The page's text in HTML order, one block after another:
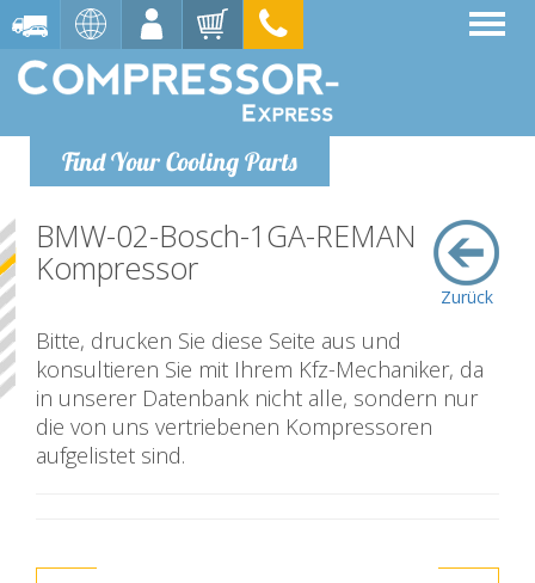
Find Your Cooling Parts
Zurück
BMW-02-Bosch-1GA-REMAN
Kompressor
Bitte, drucken Sie diese Seite aus und
konsultieren Sie mit Ihrem Kfz-Mechaniker, da
in unserer Datenbank nicht alle, sondern nur
die von uns vertriebenen Kompressoren
aufgelistet sind.